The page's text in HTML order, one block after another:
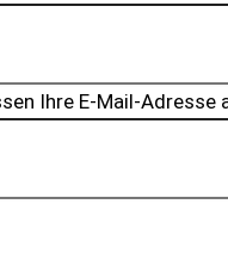
Ihre E-Mail-Adresse